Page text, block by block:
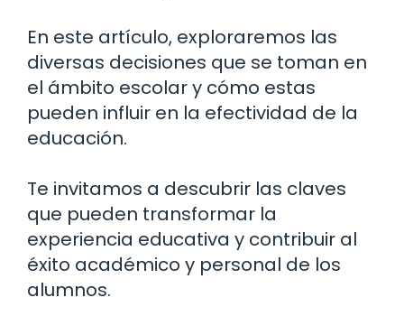
En este artículo, exploraremos las
diversas decisiones que se toman en
el ámbito escolar y cómo estas
pueden influir en la efectividad de la
educación.
Te invitamos a descubrir las claves
que pueden transformar la
experiencia educativa y contribuir al
éxito académico y personal de los
alumnos.